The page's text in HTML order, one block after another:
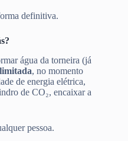
definitiva.
água da torneira (já
, no momento
de energia elétrica,
de CO₂, encaixar a
pessoa.